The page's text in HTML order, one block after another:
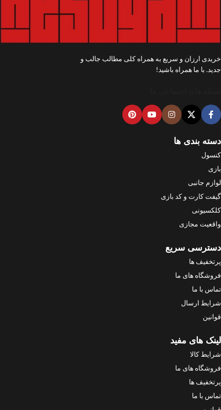
خریدی ارزان و سریع به همراه کلی مطالب جالب و
جدید. با ما همراه باشید!
دسته بندی ها
کنسول
بازی
لوازم جانبی
گیفت کارت و کد بازی
کلکسیونی
واقعیت مجازی
دسترسی سریع
پرتخفیف ها
فروشگاه های ما
تماس با ما
شرایط ارسال
قوانین
لینک های مفید
شرایط کالا
فروشگاه های ما
پرتخفیف ها
تماس با ما